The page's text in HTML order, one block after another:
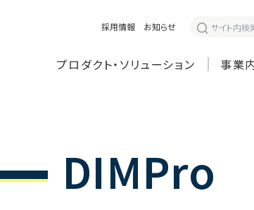
プロダクト・ソリューション 事業
採用情報 お知らせ
DIMPro